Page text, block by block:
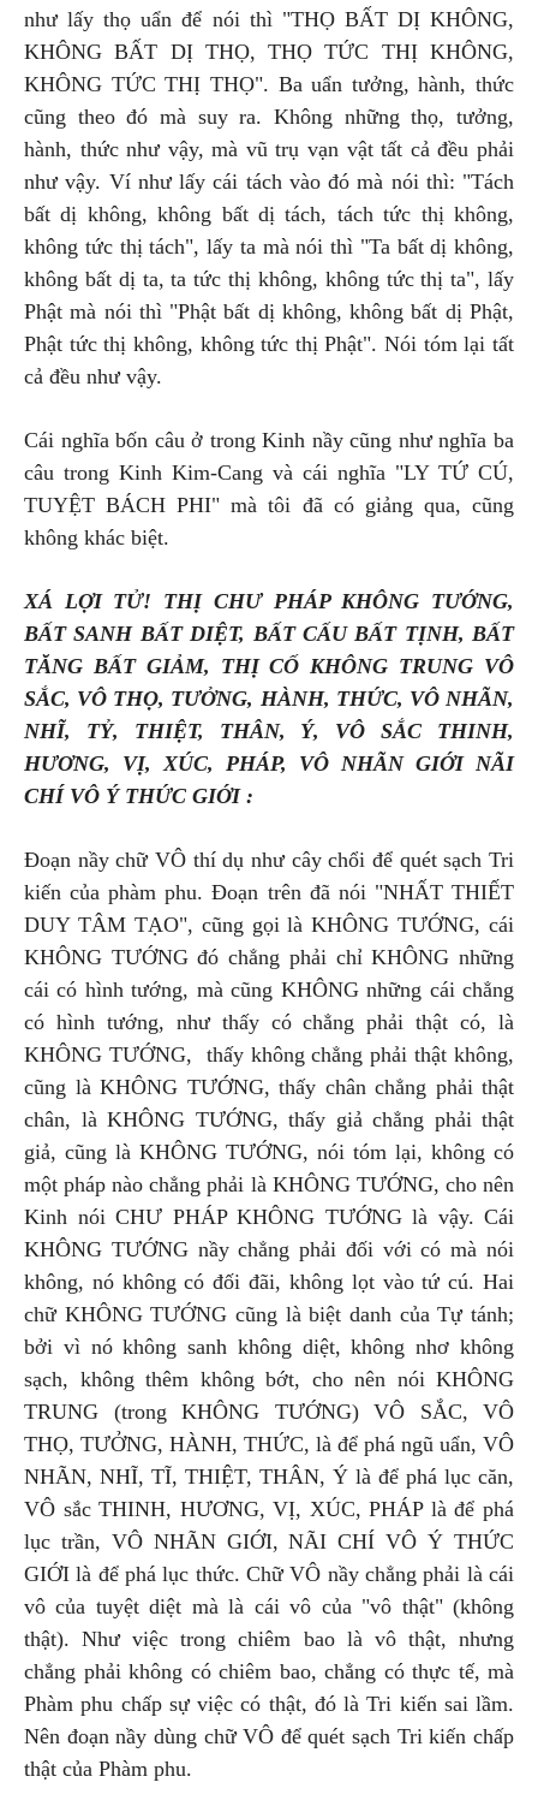
như lấy thọ uẩn để nói thì "THỌ BẤT DỊ KHÔNG,
KHÔNG BẤT DỊ THỌ, THỌ TỨC THỊ KHÔNG,
KHÔNG TỨC THỊ THỌ". Ba uẩn tưởng, hành, thức
cũng theo đó mà suy ra. Không những thọ, tưởng,
hành, thức như vậy, mà vũ trụ vạn vật tất cả đều phải
như vậy. Ví như lấy cái tách vào đó mà nói thì: "Tách
bất dị không, không bất dị tách, tách tức thị không,
không tức thị tách", lấy ta mà nói thì "Ta bất dị không,
không bất dị ta, ta tức thị không, không tức thị ta", lấy
Phật mà nói thì "Phật bất dị không, không bất dị Phật,
Phật tức thị không, không tức thị Phật". Nói tóm lại tất
cả đều như vậy.
Cái nghĩa bốn câu ở trong Kinh nầy cũng như nghĩa ba
câu trong Kinh Kim-Cang và cái nghĩa "LY TỨ CÚ,
TUYỆT BÁCH PHI" mà tôi đã có giảng qua, cũng
không khác biệt.
XÁ LỢI TỬ! THỊ CHƯ PHÁP KHÔNG TƯỚNG,
BẤT SANH BẤT DIỆT, BẤT CẤU BẤT TỊNH, BẤT
TĂNG BẤT GIẢM, THỊ CỐ KHÔNG TRUNG VÔ
SẮC, VÔ THỌ, TƯỞNG, HÀNH, THỨC, VÔ NHÃN,
NHĨ, TỶ, THIỆT, THÂN, Ý, VÔ SẮC THINH,
HƯƠNG, VỊ, XÚC, PHÁP, VÔ NHÃN GIỚI NÃI
CHÍ VÔ Ý THỨC GIỚI :
Đoạn nầy chữ VÔ thí dụ như cây chổi để quét sạch Tri
kiến của phàm phu. Đoạn trên đã nói "NHẤT THIẾT
DUY TÂM TẠO", cũng gọi là KHÔNG TƯỚNG, cái
KHÔNG TƯỚNG đó chẳng phải chỉ KHÔNG những
cái có hình tướng, mà cũng KHÔNG những cái chẳng
có hình tướng, như thấy có chẳng phải thật có, là
KHÔNG TƯỚNG, thấy không chẳng phải thật không,
cũng là KHÔNG TƯỚNG, thấy chân chẳng phải thật
chân, là KHÔNG TƯỚNG, thấy giả chẳng phải thật
giả, cũng là KHÔNG TƯỚNG, nói tóm lại, không có
một pháp nào chẳng phải là KHÔNG TƯỚNG, cho nên
Kinh nói CHƯ PHÁP KHÔNG TƯỚNG là vậy. Cái
KHÔNG TƯỚNG nầy chẳng phải đối với có mà nói
không, nó không có đối đãi, không lọt vào tứ cú. Hai
chữ KHÔNG TƯỚNG cũng là biệt danh của Tự tánh;
bởi vì nó không sanh không diệt, không nhơ không
sạch, không thêm không bớt, cho nên nói KHÔNG
TRUNG (trong KHÔNG TƯỚNG) VÔ SẮC, VÔ
THỌ, TƯỞNG, HÀNH, THỨC, là để phá ngũ uẩn, VÔ
NHÃN, NHĨ, TĨ, THIỆT, THÂN, Ý là để phá lục căn,
VÔ sắc THINH, HƯƠNG, VỊ, XÚC, PHÁP là để phá
lục trần, VÔ NHÃN GIỚI, NÃI CHÍ VÔ Ý THỨC
GIỚI là để phá lục thức. Chữ VÔ nầy chẳng phải là cái
vô của tuyệt diệt mà là cái vô của "vô thật" (không
thật). Như việc trong chiêm bao là vô thật, nhưng
chẳng phải không có chiêm bao, chẳng có thực tế, mà
Phàm phu chấp sự việc có thật, đó là Tri kiến sai lầm.
Nên đoạn nầy dùng chữ VÔ để quét sạch Tri kiến chấp
thật của Phàm phu.